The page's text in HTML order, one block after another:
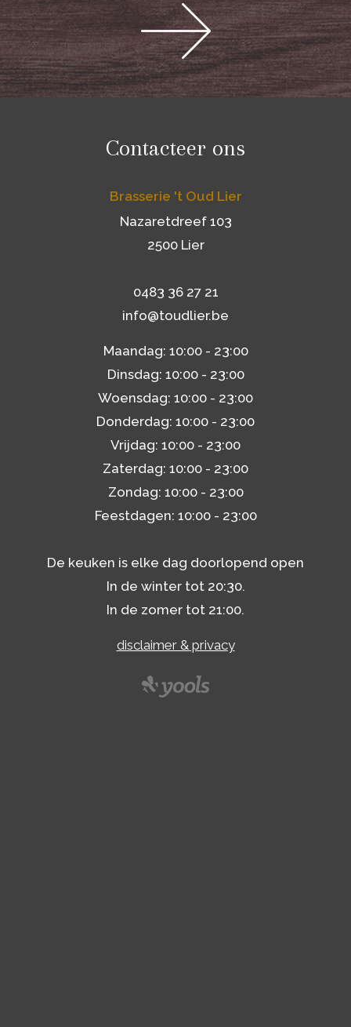
Contacteer ons
Brasserie 't Oud Lier
Nazaretdreef 103
2500 Lier
0483 36 27 21
info@toudlier.be
Maandag: 10:00 - 23:00
Dinsdag: 10:00 - 23:00
Woensdag: 10:00 - 23:00
Donderdag: 10:00 - 23:00
Vrijdag: 10:00 - 23:00
Zaterdag: 10:00 - 23:00
Zondag: 10:00 - 23:00
Feestdagen: 10:00 - 23:00
De keuken is elke dag doorlopend open
In de winter tot 20:30.
In de zomer tot 21:00.
disclaimer & privacy